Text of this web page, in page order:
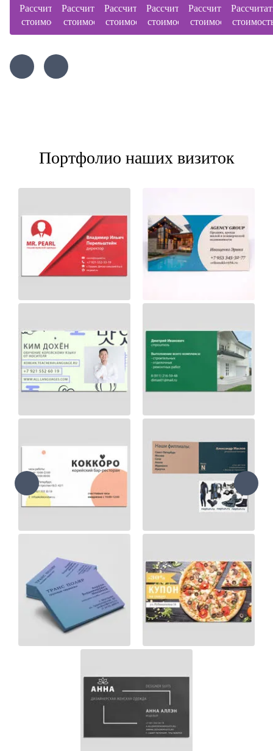
Рассчитать
стоимость
Рассчитать
стоимость
Рассчитать
стоимость
Рассчитать
стоимость
Рассчитать
стоимость
Портфолио наших визиток